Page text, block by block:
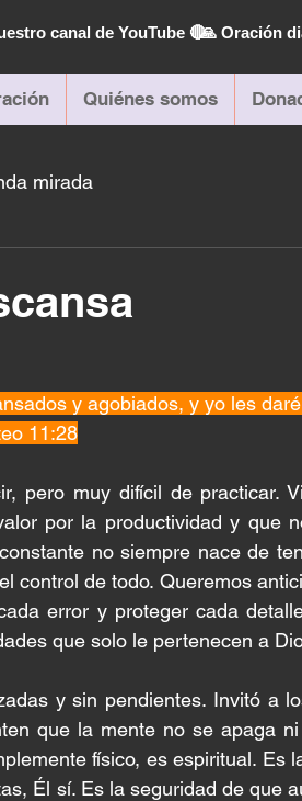
canal de YouTube 🔴🙏 Oración
Quiénes somos
mirada
y agobiados, y yo les
11:28
pero muy difícil de practicar.
por la productividad y que
no siempre nace de
control de todo. Queremos
error y proteger cada
que solo le pertenecen a
y sin pendientes. Invitó a
que la mente no se apaga
físico, es espiritual. Es
Él sí. Es la seguridad de que